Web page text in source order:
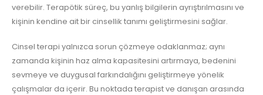
verebilir. Terapötik süreç, bu yanlış bilgilerin ayrıştırılmasını ve
kişinin kendine ait bir cinsellik tanımı geliştirmesini sağlar.
Cinsel terapi yalnızca sorun çözmeye odaklanmaz; aynı
zamanda kişinin haz alma kapasitesini artırmaya, bedenini
sevmeye ve duygusal farkındalığını geliştirmeye yönelik
çalışmalar da içerir. Bu noktada terapist ve danışan arasında